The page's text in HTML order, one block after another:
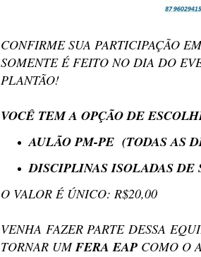
CONFIRME SUA PARTICIPAÇÃO
SOMENTE É FEITO NO DIA DO
PLANTÃO!
VOCÊ TEM A OPÇÃO DE
AULÃO PM-PE (TODAS AS
DISCIPLINAS ISOLADAS DE
O VALOR É ÚNICO: R$20,00
VENHA FAZER PARTE DESSA
TORNAR UMFERA EAP COMO O